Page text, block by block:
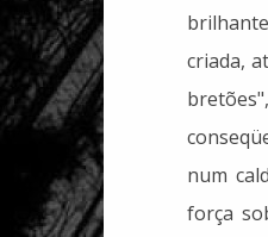
criada,
num
força